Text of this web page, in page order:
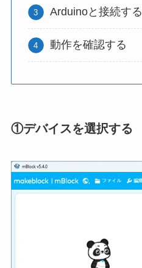
Arduinoと接続する
動作を確認する
①デバイスを選択する